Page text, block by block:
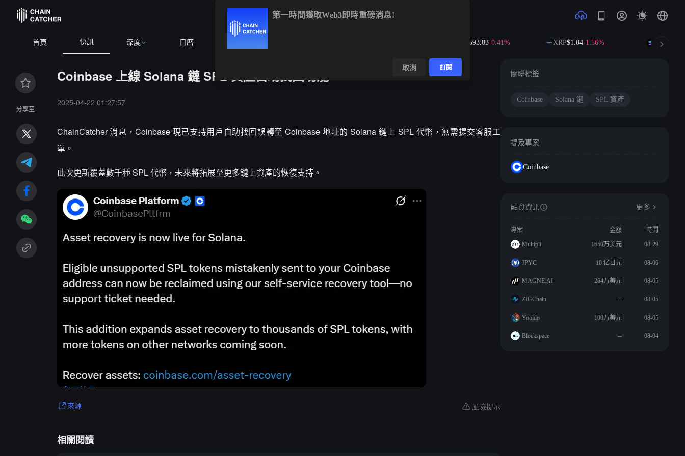
首頁 快訊 深度 日曆 $593.83-0.41% XRP$1.04-1.56% SOL
分享至
Coinbase 上線 Solana 鏈 SPL 資產自助找回功能
2025-04-22 01:27:57
ChainCatcher 消息，Coinbase 現已支持用戶自助找回誤轉至 Coinbase 地址的 Solana 鏈上 SPL 代幣，無需提交客服工
單。
此次更新覆蓋數千種 SPL 代幣，未來將拓展至更多鏈上資產的恢復支持。
來源 風險提示
相關閱讀
關聯標籤
Coinbase Solana 鏈 SPL 資產
提及專案
Coinbase
融資資訊 更多
專案 金額
時間
Multipli
1650万美元 08-29
JPYC 10 亿日元 08-06
MAGNE.AI 264万美元 08-05
ZIGChain -- 08-05
Yooldo 100万美元 08-05
Blockspace -- 08-04
第一時間獲取Web3即時重磅消息!
取消 訂閱